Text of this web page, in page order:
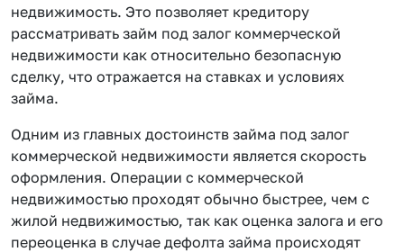
недвижимость. Это позволяет кредитору
рассматривать займ под залог коммерческой
недвижимости как относительно безопасную
сделку, что отражается на ставках и условиях
займа.
Одним из главных достоинств займа под залог
коммерческой недвижимости является скорость
оформления. Операции с коммерческой
недвижимостью проходят обычно быстрее, чем с
жилой недвижимостью, так как оценка залога и его
переоценка в случае дефолта займа происходят